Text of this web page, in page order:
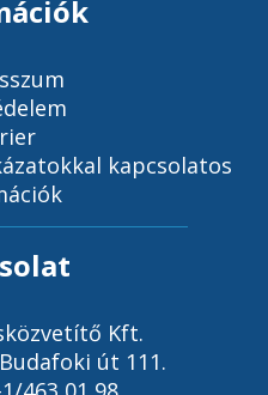
kapcsolatos
Kft.
út 111.